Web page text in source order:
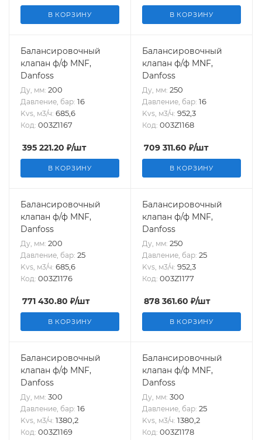
В КОРЗИНУ В КОРЗИНУ
Балансировочный
клапан ф/ф MNF,
Danfoss
Ду, мм: 200
Давление, бар: 16
Kvs, м3/ч: 685,6
Код: 003Z1167
395 221.20 ₽/шт
В КОРЗИНУ
Балансировочный
клапан ф/ф MNF,
Danfoss
Ду, мм: 250
Давление, бар: 16
Kvs, м3/ч: 952,3
Код: 003Z1168
709 311.60 ₽/шт
В КОРЗИНУ
Балансировочный
клапан ф/ф MNF,
Danfoss
Ду, мм: 200
Давление, бар: 25
Kvs, м3/ч: 685,6
Код: 003Z1176
771 430.80 ₽/шт
В КОРЗИНУ
Балансировочный
клапан ф/ф MNF,
Danfoss
Ду, мм: 250
Давление, бар: 25
Kvs, м3/ч: 952,3
Код: 003Z1177
878 361.60 ₽/шт
В КОРЗИНУ
Балансировочный
клапан ф/ф MNF,
Danfoss
Ду, мм: 300
Давление, бар: 16
Kvs, м3/ч: 1380,2
Код: 003Z1169
Балансировочный
клапан ф/ф MNF,
Danfoss
Ду, мм: 300
Давление, бар: 25
Kvs, м3/ч: 1380,2
Код: 003Z1178